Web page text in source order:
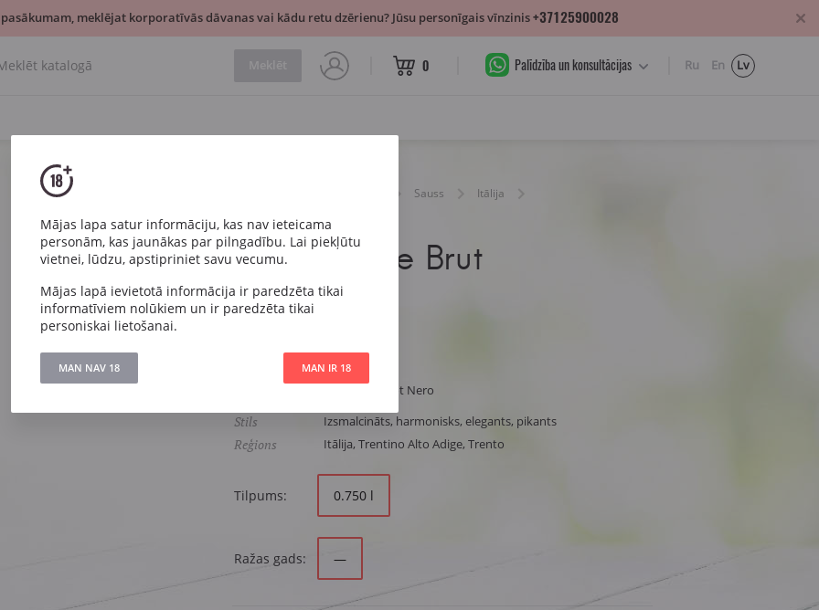
0 Palīdzība un konsultācijas Ru En Lv
Sauss
Itālija
Ferrari Rose Brut
Ferrari Rose Brut
Rozā Sauss
Šardone, Pinot Nero
Stils Izsmalcināts, harmonisks, elegants, pikants
Reģions Itālija, Trentino Alto Adige, Trento
Tilpums: 0.750 l
Ražas gads: —
Mājas lapa satur informāciju, kas nav ieteicama
personām, kas jaunākas par pilngadību. Lai piekļūtu
vietnei, lūdzu, apstipriniet savu vecumu.
Mājas lapā ievietotā informācija ir paredzēta tikai
informatīviem nolūkiem un ir paredzēta tikai
personiskai lietošanai.
MAN NAV 18 MAN IR 18
meklējat korporatīvās dāvanas vai kādu retu dzērienu? Jūsu personīgais vīnzinis+37125900028